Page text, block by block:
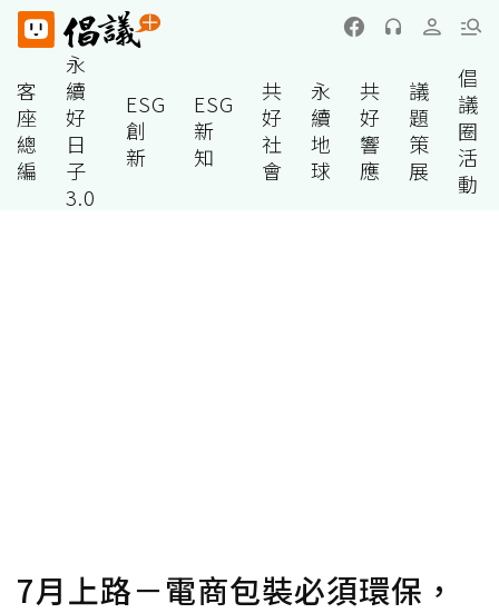
客
座
總
編
永
續
好
日
子
3.0
ESG
創
新
ESG
新
知
共
好
社
會
永
續
地
球
共
好
響
應
議
題
策
展
倡
議
圈
活
動
7月上路－電商包裝必須環保，